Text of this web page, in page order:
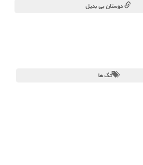
دوستان بی بدیل
تگ ها